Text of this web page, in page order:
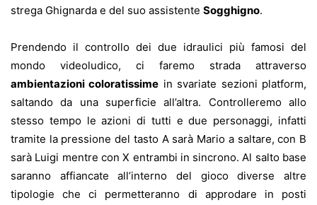
strega Ghignarda e del suo assistente Sogghigno.
Prendendo il controllo dei due idraulici più famosi del
mondo videoludico, ci faremo strada attraverso
ambientazioni coloratissime in svariate sezioni platform,
saltando da una superficie all’altra. Controlleremo allo
stesso tempo le azioni di tutti e due personaggi, infatti
tramite la pressione del tasto A sarà Mario a saltare, con B
sarà Luigi mentre con X entrambi in sincrono. Al salto base
saranno affiancate all’interno del gioco diverse altre
tipologie che ci permetteranno di approdare in posti